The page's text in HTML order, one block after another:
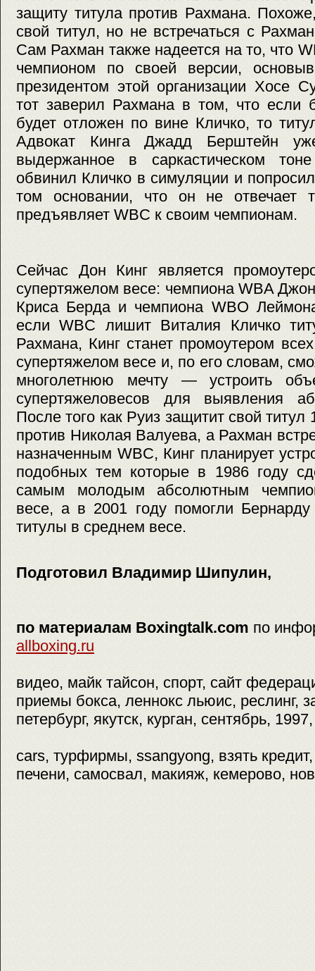
защиту титула против Рахмана.
свой титул, но не встречаться с
Сам Рахман также надеется на то, что
чемпионом по своей версии,
президентом этой организации Хосе
тот заверил Рахмана в том, что если
будет отложен по вине Кличко, то
Адвокат Кинга Джадд Берштейн
выдержанное в саркастическом
обвинил Кличко в симуляции и
том основании, что он не отвечает
предъявляет WBC к своим чемпионам.
Сейчас Дон Кинг является
супертяжелом весе: чемпиона WBA
Криса Берда и чемпиона WBO
если WBC лишит Виталия Кличко
Рахмана, Кинг станет промоутером
супертяжелом весе и, по его словам,
многолетнюю мечту — устроить
супертяжеловесов для выявления
После того как Руиз защитит свой
против Николая Валуева, а Рахман
назначенным WBC, Кинг планирует
подобных тем которые в 1986 году
самым молодым абсолютным
весе, а в 2001 году помогли Бернарду
титулы в среднем весе.
Подготовил Владимир Шипулин,
по материалам Boxingtalk.com по
allboxing.ru
видео, майк тайсон, спорт, сайт
приемы бокса, леннокс льюис, реслинг,
петербург, якутск, курган, сентябрь,
cars, турфирмы, ssangyong, взять
печени, самосвал, макияж, кемерово,